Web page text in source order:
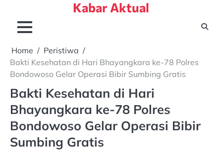
content
Kabar Aktual
Home
Peristiwa
Bakti Kesehatan di Hari Bhayangkara ke-78 Polres
Bondowoso Gelar Operasi Bibir Sumbing Gratis
Bakti Kesehatan di Hari
Bhayangkara ke-78 Polres
Bondowoso Gelar Operasi Bibir
Sumbing Gratis